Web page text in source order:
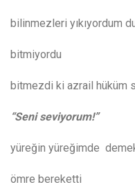
bilinmezleri yıkıyordum
bitmiyordu
bitmezdi ki azrail hüküm
“Seni seviyorum!”
yüreğin yüreğimde
ömre bereketti